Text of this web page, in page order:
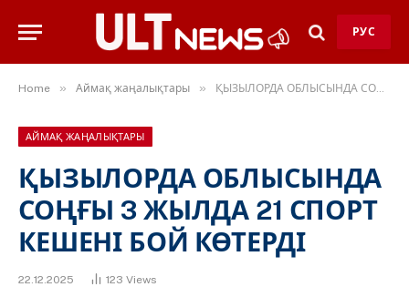
РУС
Home » Аймақ жаңалықтары » ҚЫЗЫЛОРДА ОБЛЫСЫНДА СОҢҒЫ 3 ЖЫЛДА 21 СПОРТ КЕШЕНІ БОЙ КӨТЕРДІ
АЙМАҚ ЖАҢАЛЫҚТАРЫ
ҚЫЗЫЛОРДА ОБЛЫСЫНДА
СОҢҒЫ 3 ЖЫЛДА 21 СПОРТ
КЕШЕНІ БОЙ КӨТЕРДІ
22.12.2025 123 Views